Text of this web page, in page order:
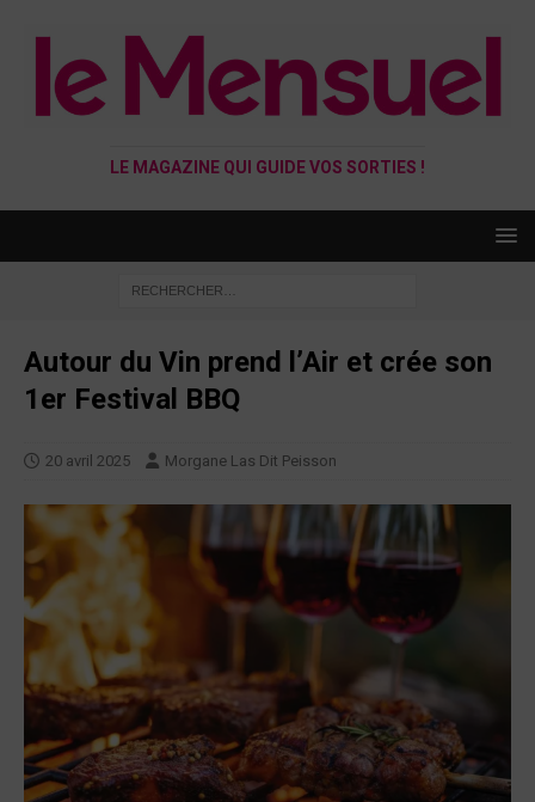
LE MAGAZINE QUI GUIDE VOS SORTIES !
Autour du Vin prend l’Air et crée son
1er Festival BBQ
20 avril 2025 Morgane Las Dit Peisson